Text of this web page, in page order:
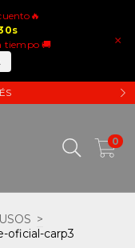
×
s
tiempo 🚚
0
>
oficial-carp3